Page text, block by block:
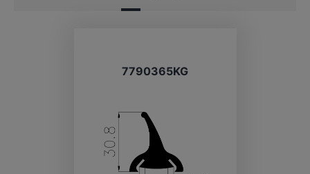
7790365KG